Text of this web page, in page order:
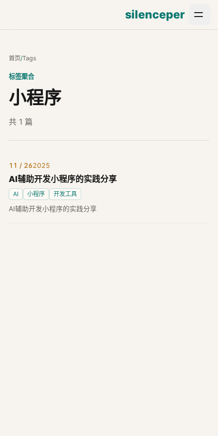
silenceper
首页/Tags
标签聚合
小程序
共 1 篇
11 / 262025
AI辅助开发小程序的实践分享
AI 小程序 开发工具
AI辅助开发小程序的实践分享